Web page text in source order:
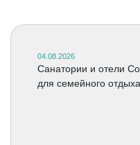
04.08.2026
Санатории и отели
для семейного отдыха